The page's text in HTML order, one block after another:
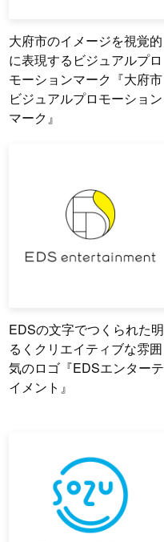
大府市のイメージを視覚的
に表現するビジュアルプロ
モーションマーク『大府市
ビジュアルプロモーション
マーク』
EDSの文字でつくられた明
るくクリエイティブな雰囲
気のロゴ『EDSエンターテ
イメント』